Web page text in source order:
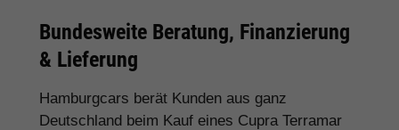
Bundesweite Beratung, Finanzierung
& Lieferung
Hamburgcars berät Kunden aus ganz
Deutschland beim Kauf eines Cupra Terramar